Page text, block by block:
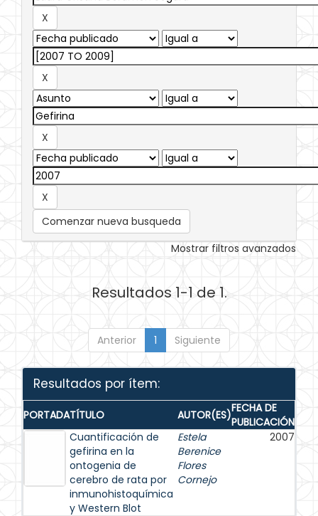
Comenzar nueva busqueda
Mostrar filtros avanzados
Resultados 1-1 de 1.
Anterior 1 Siguiente
Resultados por ítem:
PORTADATÍTULO AUTOR(ES)FECHA DE
PUBLICACIÓN
Cuantificación de
gefirina en la
ontogenia de
cerebro de rata por
inmunohistoquímica
y Western Blot
Estela
Berenice
Flores
Cornejo
2007